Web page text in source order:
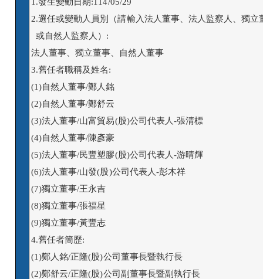
2.選任或變動人員別（請輸入法人董事、法人監察人、獨立
  或自然人監察人）:
法人董事、獨立董事、自然人董事
3.舊任者職稱及姓名:
(1)自然人董事/鄭人銘
(2)自然人董事/鄭舒云
(3)法人董事/山富貿易(股)公司代表人-張清標
(4)自然人董事/陳彥豪
(5)法人董事/民豐塑膠(股)公司代表人-游晴輝
(6)法人董事/山發(股)公司代表人-彭木祥
(7)獨立董事/王永吉
(8)獨立董事/張福星
(9)獨立董事/黃豐志
4.舊任者簡歷:
(1)鄭人銘/正隆(股)公司董事長暨執行長
(2)鄭舒云/正隆(股)公司副董事長暨副執行長